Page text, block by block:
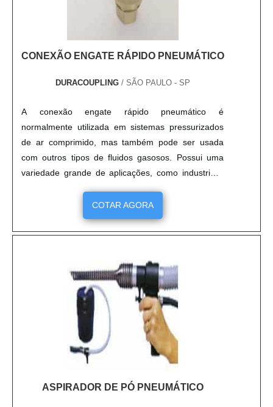
CONEXÃO ENGATE RÁPIDO PNEUMÁTICO
DURACOUPLING/ SÃO PAULO - SP
A conexão engate rápido pneumático é
normalmente utilizada em sistemas pressurizados
de ar comprimido, mas também pode ser usada
com outros tipos de fluidos gasosos. Possui uma
variedade grande de aplicações, como industriais,
comerciais, hospitalares, máquinas, equipamentos
e outras. Principais vantagens no uso do produto
Este item está no mercado para facilitar o
manuseio, com mais rapidez e segurança,
COTAR AGORA
ASPIRADOR DE PÓ PNEUMÁTICO